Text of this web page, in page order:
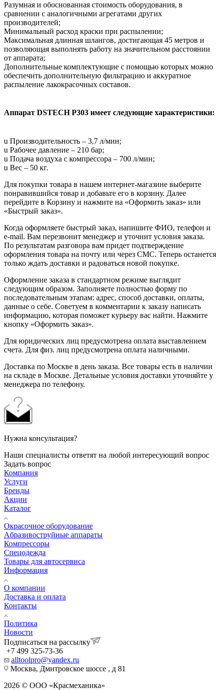
Разумная и обоснованная стоимость оборудования, в
сравнении с аналогичными агрегатами других
производителей;
Минимальный расход краски при распылении;
Максимальная длинная шлангов, достигающая 45 метров и
позволяющая выполнять работу на значительном расстоянии
от аппарата;
Дополнительные комплектующие с помощью которых можно
обеспечить дополнительную фильтрацию и аккуратное
распыление лакокрасочных составов.
Аппарат DSTECH P303 имеет следующие характеристики:
u Производительность – 3,7 л/мин;
u Рабочее давление – 210 бар;
u Подача воздуха с компрессора – 700 л/мин;
u Вес – 50 кг.
Для покупки товара в нашем интернет-магазине выберите
понравившийся товар и добавьте его в корзину. Далее
перейдите в Корзину и нажмите на «Оформить заказ» или
«Быстрый заказ».
Когда оформляете быстрый заказ, напишите ФИО, телефон и
e-mail. Вам перезвонит менеджер и уточнит условия заказа.
По результатам разговора вам придет подтверждение
оформления товара на почту или через СМС. Теперь останется
только ждать доставки и радоваться новой покупке.
Оформление заказа в стандартном режиме выглядит
следующим образом. Заполняете полностью форму по
последовательным этапам: адрес, способ доставки, оплаты,
данные о себе. Советуем в комментарии к заказу написать
информацию, которая поможет курьеру вас найти. Нажмите
кнопку «Оформить заказ».
Для юридических лиц предусмотрена оплата выставлением
счета. Для физ. лиц предусмотрена оплата наличными.
Доставка по Москве в день заказа. Все товары есть в наличии
на складе в Москве. Детальные условия доставки уточняйте у
менеджера по телефону.
Нужна консультация?
Наши специалисты ответят на любой интересующий вопрос
Задать вопрос
Компания
Услуги
Бренды
Акции
Каталог
Окрасочное оборудование
Aбразивоструйные аппараты
Компрессоры
Спецодежда
Товары для автосервиса
Информация
О компании
Доставка и оплата
Контакты
Политика
Новости
Подписаться на рассылку
+7 499 325-73-36
alltoolpro@yandex.ru
Москва, Дмитровское шоссе , д 81
2026 © ООО «Красмеханика»